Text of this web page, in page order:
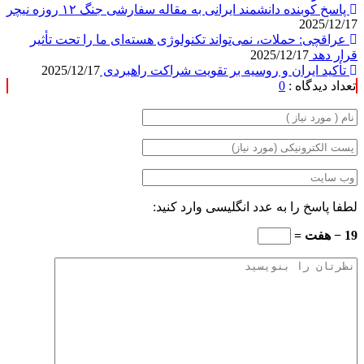
پاسخ کوبنده دانشمند ایرانی به مقاله سفارشی جنگ ۱۲ روزه نیچر
2025/12/17
عراقچی: حملات، نمی‌تواند تکنولوژی هسته‌ای ما را تحت تأثیر
قرار دهد 2025/12/17
تأکید ایران و روسیه بر تقویت شراکت راهبردی 2025/12/17
تعداد دیدگاه : 0
لطفا پاسخ را به عدد انگلیسی وارد کنید:
19 − هفت =